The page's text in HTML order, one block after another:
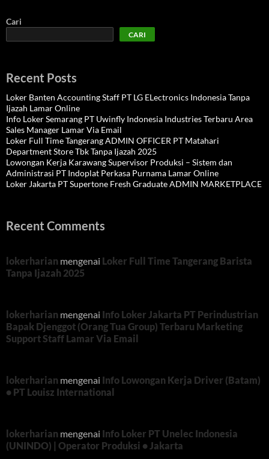
Cari
CARI
Recent Posts
Loker Banten Accounting Staff PT LG ELectronics Indonesia Tanpa
Ijazah Lamar Online
Info Loker Semarang PT Uwinfly Indonesia Industries Terbaru Area
Sales Manager Lamar Via Email
Loker Full Time Tangerang ADMIN OFFICER PT Matahari
Department Store Tbk Tanpa Ijazah 2025
Lowongan Kerja Karawang Supervisor Produksi – Sistem dan
Administrasi PT Indoplat Perkasa Purnama Lamar Online
Loker Jakarta PT Supertone Fresh Graduate ADMIN MARKETPLACE
Recent Comments
lokerharian mengenai Loker Full Time Tangerang Barista
Tanpa Ijazah 2025
lokerharian mengenai Info Loker Jakarta PT Perindustrian
Bapak Djenggot (Orang Tua Group) Terbaru Marketing
Support Staff Lamar Via Email
lokerharian mengenai Info Lowongan Kerja Driver (Batam)
• PT Louisz International
lokerharian mengenai Info Loker PT Unelec Indonesia
(UNINDO) | Operator Produksi • Jakarta